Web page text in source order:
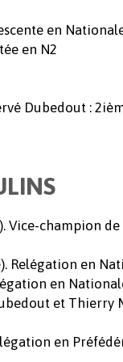
en
en N2
Dubedout :
champion de
Relégation en
en
et Thierry
en